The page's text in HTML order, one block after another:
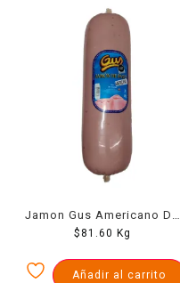
Jamon Gus Americano De
Pavo 1000 Grs
$ 81.60 Kg
Añadir al carrito